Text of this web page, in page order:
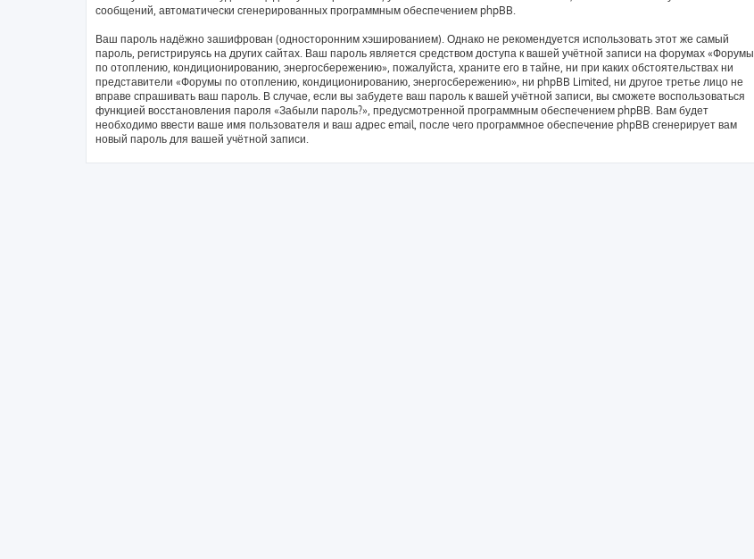
сообщений, автоматически сгенерированных программным обеспечением phpBB.
Ваш пароль надёжно зашифрован (односторонним хэшированием). Однако не рекомендуется использовать этот же самый
пароль, регистрируясь на других сайтах. Ваш пароль является средством доступа к вашей учётной записи на форумах «Форумы
по отоплению, кондиционированию, энергосбережению», пожалуйста, храните его в тайне, ни при каких обстоятельствах ни
представители «Форумы по отоплению, кондиционированию, энергосбережению», ни phpBB Limited, ни другое третье лицо не
вправе спрашивать ваш пароль. В случае, если вы забудете ваш пароль к вашей учётной записи, вы сможете воспользоваться
функцией восстановления пароля «Забыли пароль?», предусмотренной программным обеспечением phpBB. Вам будет
необходимо ввести ваше имя пользователя и ваш адрес email, после чего программное обеспечение phpBB сгенерирует вам
новый пароль для вашей учётной записи.